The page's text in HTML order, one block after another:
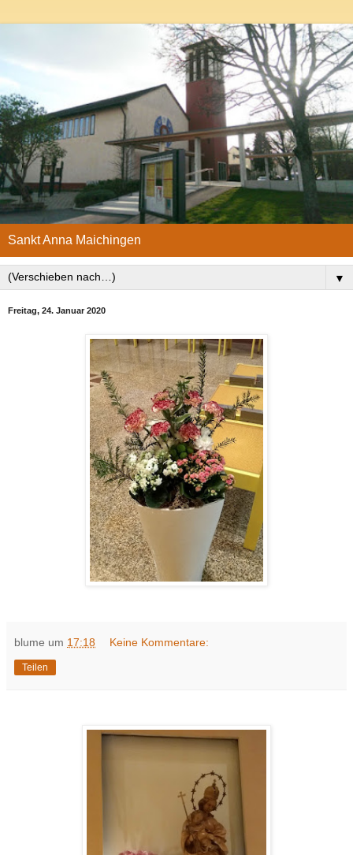
Sankt Anna Maichingen
▼
Freitag, 24. Januar 2020
blume um 17:18 Keine Kommentare:
Teilen